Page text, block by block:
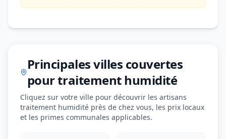
Principales villes couvertes
pour traitement humidité
Cliquez sur votre ville pour découvrir les artisans
traitement humidité près de chez vous, les prix locaux
et les primes communales applicables.